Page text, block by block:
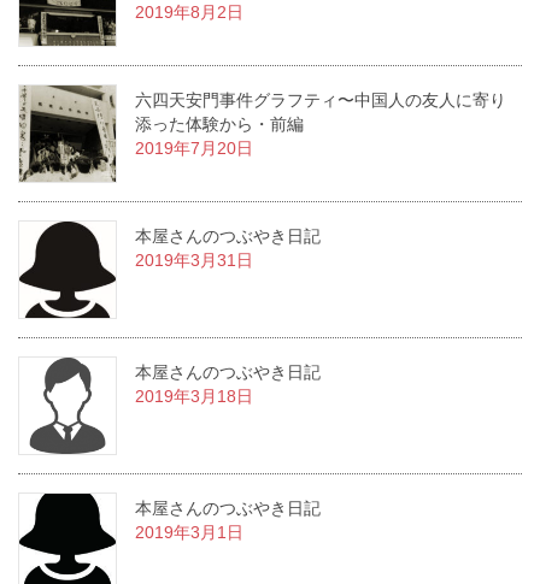
2019年8月2日
六四天安門事件グラフティ〜中国人の友人に寄り
添った体験から・前編
2019年7月20日
本屋さんのつぶやき日記
2019年3月31日
本屋さんのつぶやき日記
2019年3月18日
本屋さんのつぶやき日記
2019年3月1日